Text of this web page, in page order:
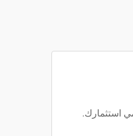
استثمارك.